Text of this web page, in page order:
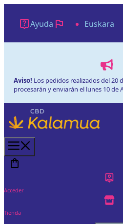
contenido
Ayuda Euskara
Aviso! Los pedidos realizados del 20
procesarán y enviarán el lunes 10 de
Acceder
Tienda